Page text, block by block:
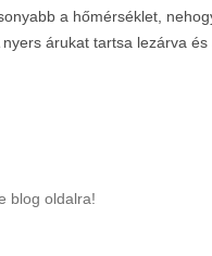
a hőmérséklet,
árukat tartsa lezárva
blog oldalra!